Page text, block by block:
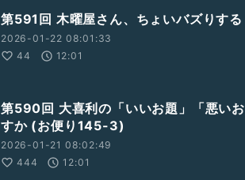
第591回 木曜屋さん、ちょいバズりする
2026-01-22 08:01:33
44
12:01
第590回 大喜利の「いいお題」「悪い
すか (お便り145-3)
2026-01-21 08:02:49
444
12:01